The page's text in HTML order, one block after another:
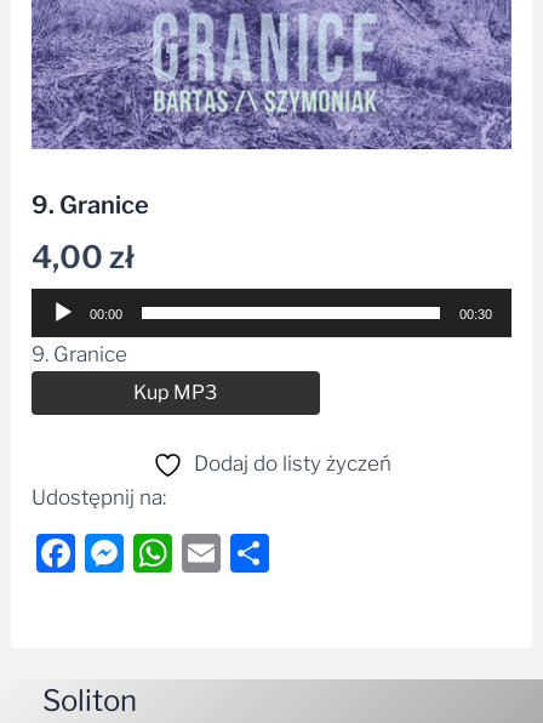
9. Granice
4,00zł
Odtwarzacz
plików
dźwiękowych
00:00 00:30
9. Granice
Kup MP3
Dodaj do listy życzeń
Udostępnij na:
Facebook
Messenger
WhatsApp
Email
Soliton